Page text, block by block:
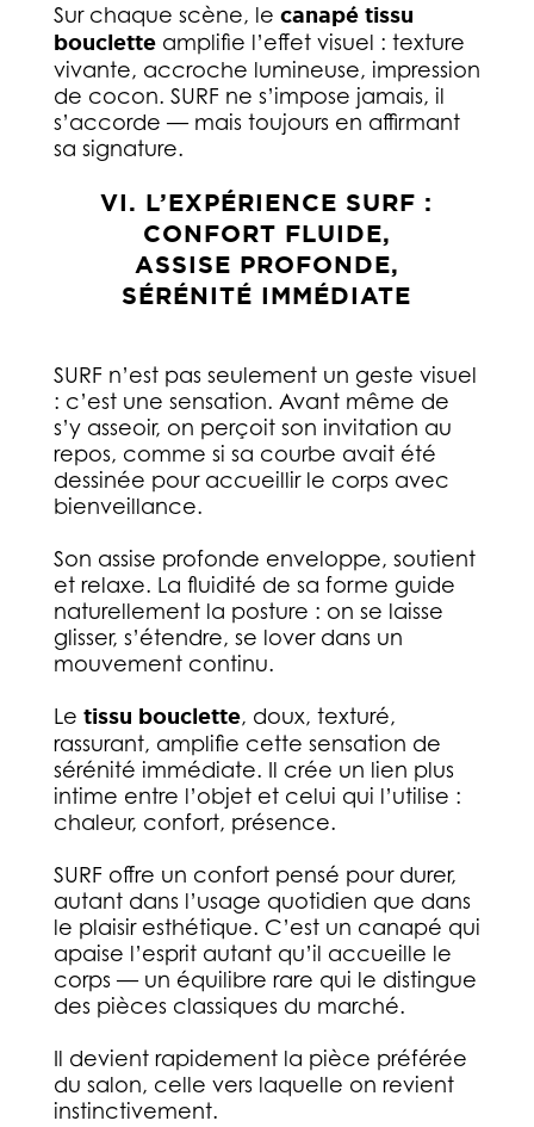
Sur chaque scène, le canapé tissu
boucletteamplifie l’effet visuel : texture
vivante, accroche lumineuse, impression
de cocon. SURF ne s’impose jamais, il
s’accorde — mais toujours en affirmant
sa signature.
VI. L’EXPÉRIENCE SURF :
CONFORT FLUIDE,
ASSISE PROFONDE,
SÉRÉNITÉ IMMÉDIATE
SURF n’est pas seulement un geste visuel
: c’est une sensation. Avant même de
s’y asseoir, on perçoit son invitation au
repos, comme si sa courbe avait été
dessinée pour accueillir le corps avec
bienveillance.
Son assise profonde enveloppe, soutient
et relaxe. La fluidité de sa forme guide
naturellement la posture : on se laisse
glisser, s’étendre, se lover dans un
mouvement continu.
Le tissu bouclette, doux, texturé,
rassurant, amplifie cette sensation de
sérénité immédiate. Il crée un lien plus
intime entre l’objet et celui qui l’utilise :
chaleur, confort, présence.
SURF offre un confort pensé pour durer,
autant dans l’usage quotidien que dans
le plaisir esthétique. C’est un canapé qui
apaise l’esprit autant qu’il accueille le
corps — un équilibre rare qui le distingue
des pièces classiques du marché.
Il devient rapidement la pièce préférée
du salon, celle vers laquelle on revient
instinctivement.